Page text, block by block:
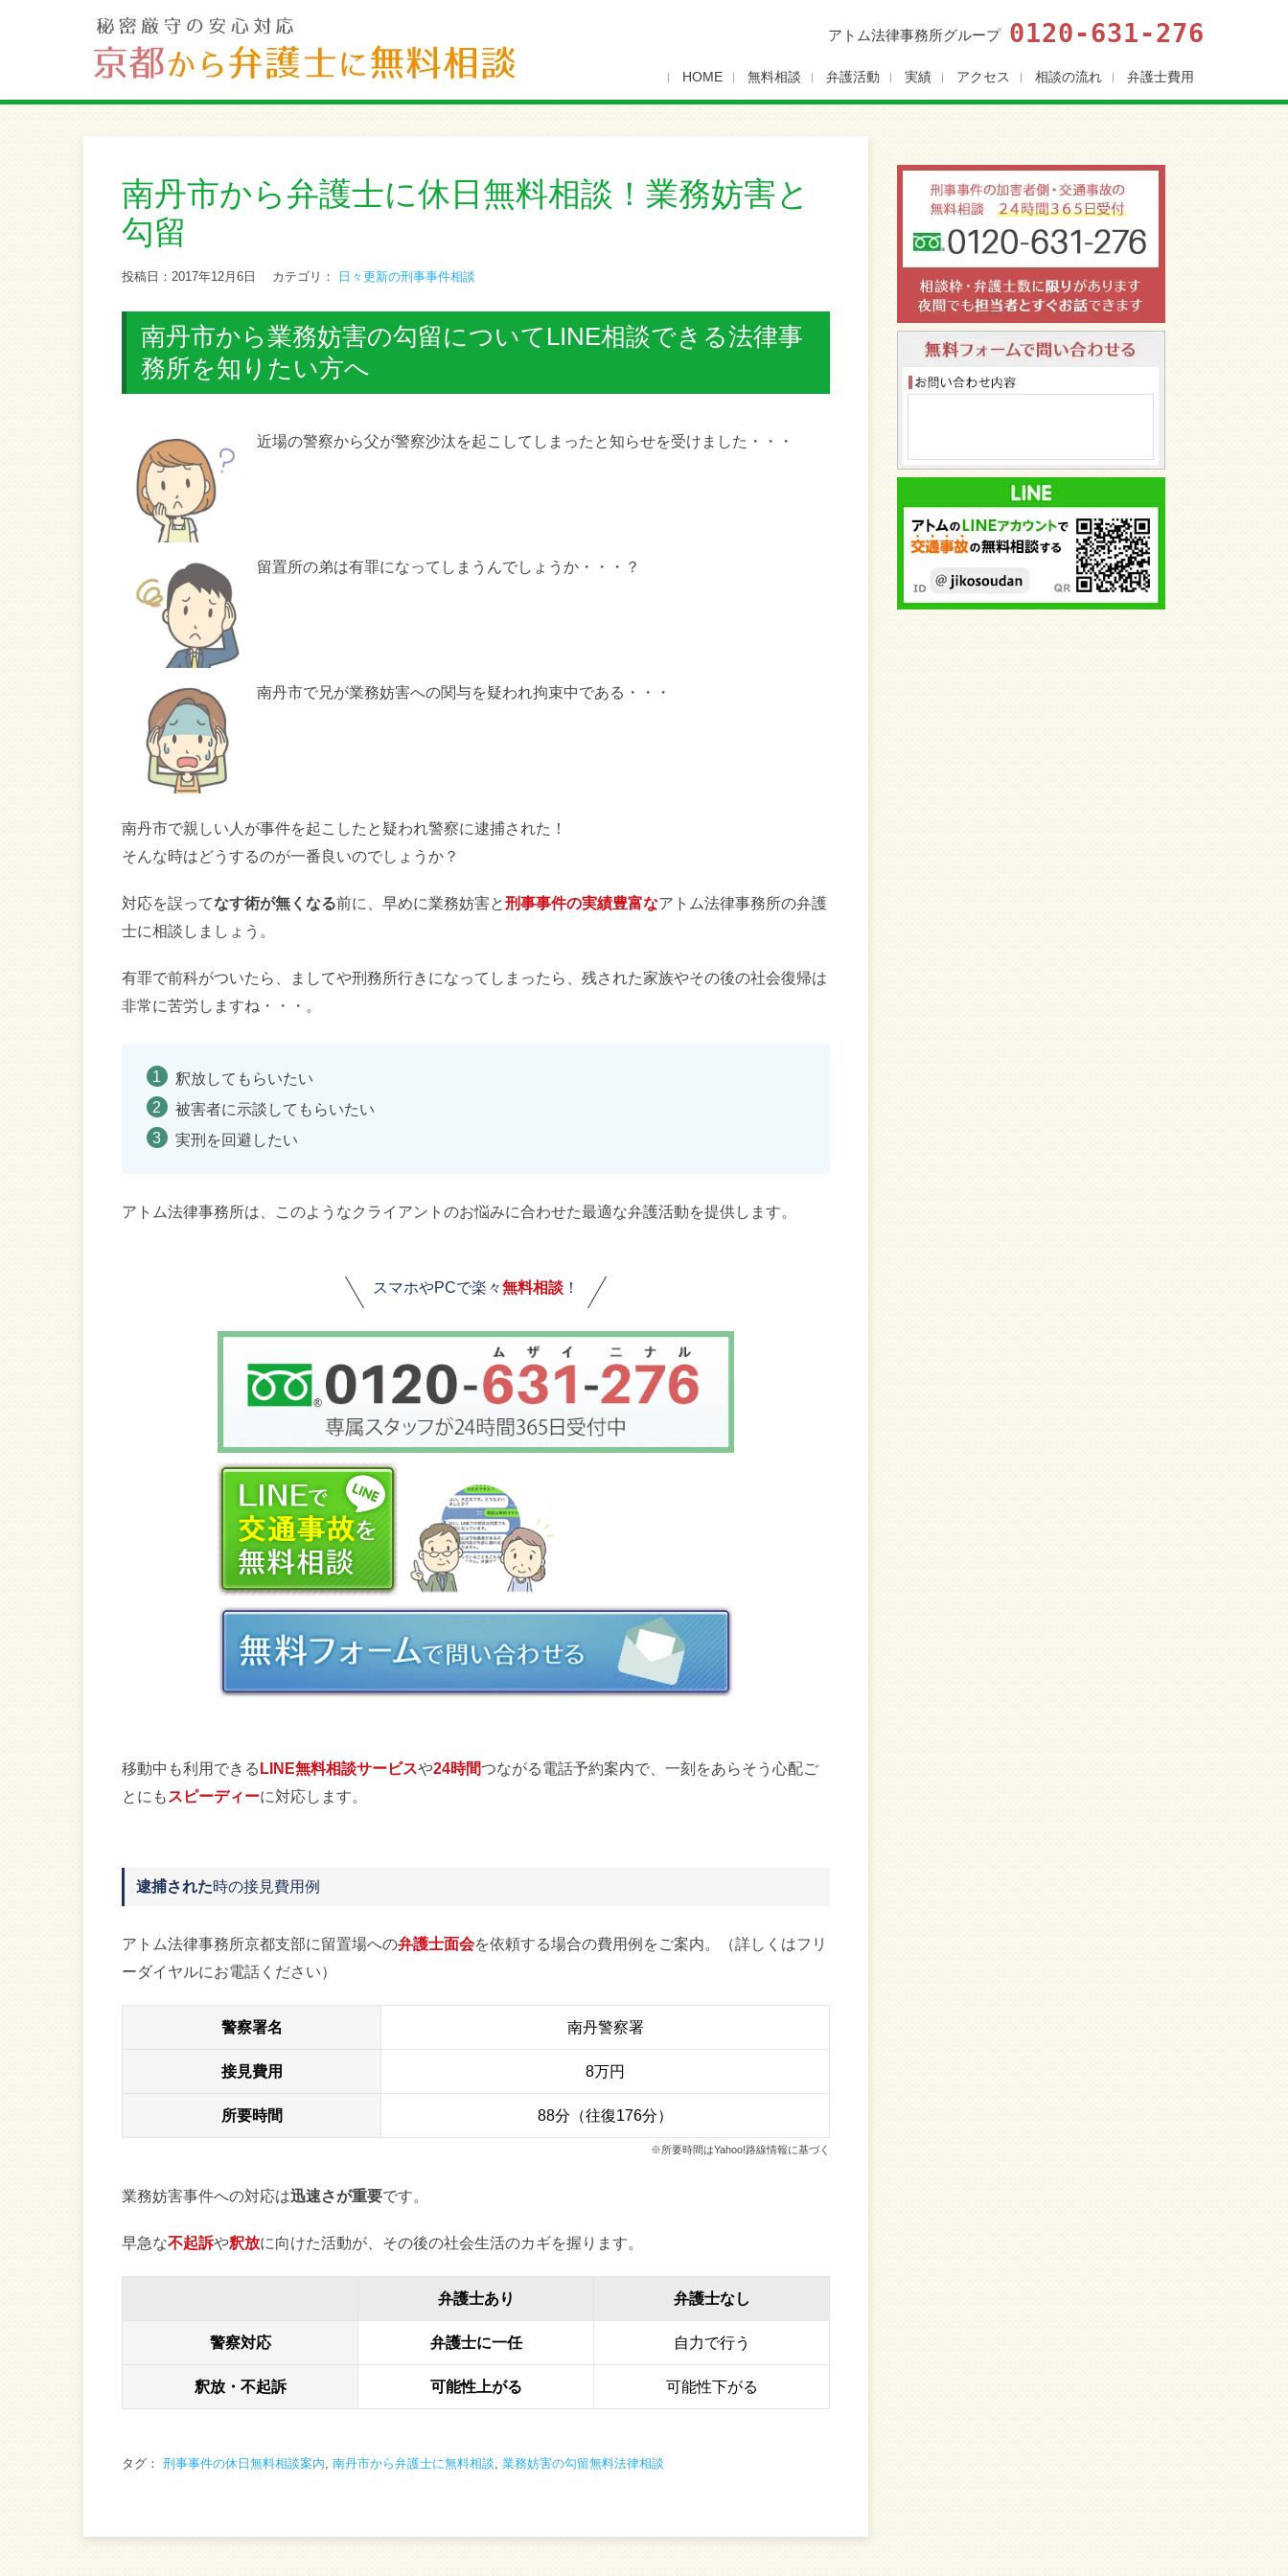
アトム法律事務所グループ 0120-631-276
HOME 無料相談 弁護活動 実績 アクセス 相談の流れ 弁護士費用
南丹市から弁護士に休日無料相談！業務妨害と
勾留
投稿日：2017年12月6日 カテゴリ： 日々更新の刑事事件相談
南丹市から業務妨害の勾留についてLINE相談できる法律事
務所を知りたい方へ
近場の警察から父が警察沙汰を起こしてしまったと知らせを受けました・・・
留置所の弟は有罪になってしまうんでしょうか・・・？
南丹市で兄が業務妨害への関与を疑われ拘束中である・・・
南丹市で親しい人が事件を起こしたと疑われ警察に逮捕された！
そんな時はどうするのが一番良いのでしょうか？
対応を誤ってなす術が無くなる前に、早めに業務妨害と刑事事件の実績豊富なアトム法律事務所の弁護
士に相談しましょう。
有罪で前科がついたら、ましてや刑務所行きになってしまったら、残された家族やその後の社会復帰は
非常に苦労しますね・・・。
釈放してもらいたい
被害者に示談してもらいたい
実刑を回避したい
アトム法律事務所は、このようなクライアントのお悩みに合わせた最適な弁護活動を提供します。
スマホやPCで楽々無料相談 ！
移動中も利用できるLINE無料相談サービスや24時間つながる電話予約案内で、一刻をあらそう心配ご
とにも スピーディーに対応します。
逮捕された時の接見費用例
アトム法律事務所京都支部に留置場への弁護士面会を依頼する場合の費用例をご案内。（詳しくはフリ
ーダイヤルにお電話ください）
警察署名 南丹警察署
接見費用 8万円
所要時間 88分（往復176分）
※所要時間はYahoo!路線情報に基づく
業務妨害事件への対応は迅速さが重要です。
早急な不起訴や釈放に向けた活動が、その後の社会生活のカギを握ります。
弁護士あり 弁護士なし
警察対応 弁護士に一任 自力で行う
釈放・不起訴 可能性上がる 可能性下がる
タグ： 刑事事件の休日無料相談案内 南丹市から弁護士に無料相談 業務妨害の勾留無料法律相談